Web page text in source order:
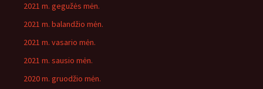
2021 m. gegužės mėn.
2021 m. balandžio mėn.
2021 m. vasario mėn.
2021 m. sausio mėn.
2020 m. gruodžio mėn.